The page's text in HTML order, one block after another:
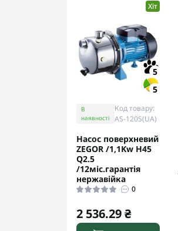
Хіт
5
5
В
наявності
Код товару:
AS-120S(UA)
Насос поверхневий
ZEGOR /1,1Kw H45
Q2.5
/12міс.гарантія
нержавійка
0
2 536.29 ₴